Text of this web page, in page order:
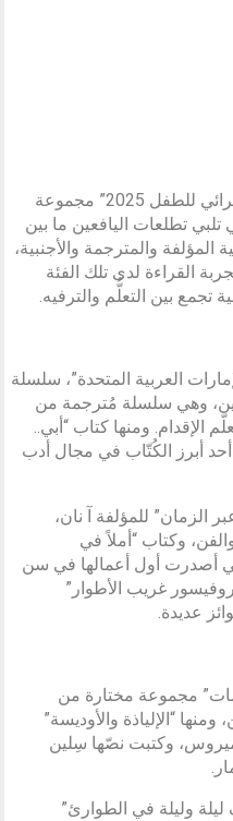
تحتضن أروقة “مهرجان الشارقة القرائي للطفل 2025” مجموعة
تطلعات اليافعين ما بين
المؤلفة والمترجمة والأجنبية،
القراءة لدى تلك الفئة
تجمع بين التعلُّم والترفيه.
العربية المتحدة”، سلسلة
وهي سلسلة مُترجمة من
الإقدام. ومنها كتاب “أبي..
أبرز الكُتّاب في مجال أدب
للمؤلفة آ نان،
وكتاب “أملاً في
أصدرت أول أعمالها في سن
غريب الأطوار”
عديدة.
مجموعة مختارة من
“الإلياذة والأوديسة”
وكتبت نصّها سِلين
وليلة في الطوارئ”